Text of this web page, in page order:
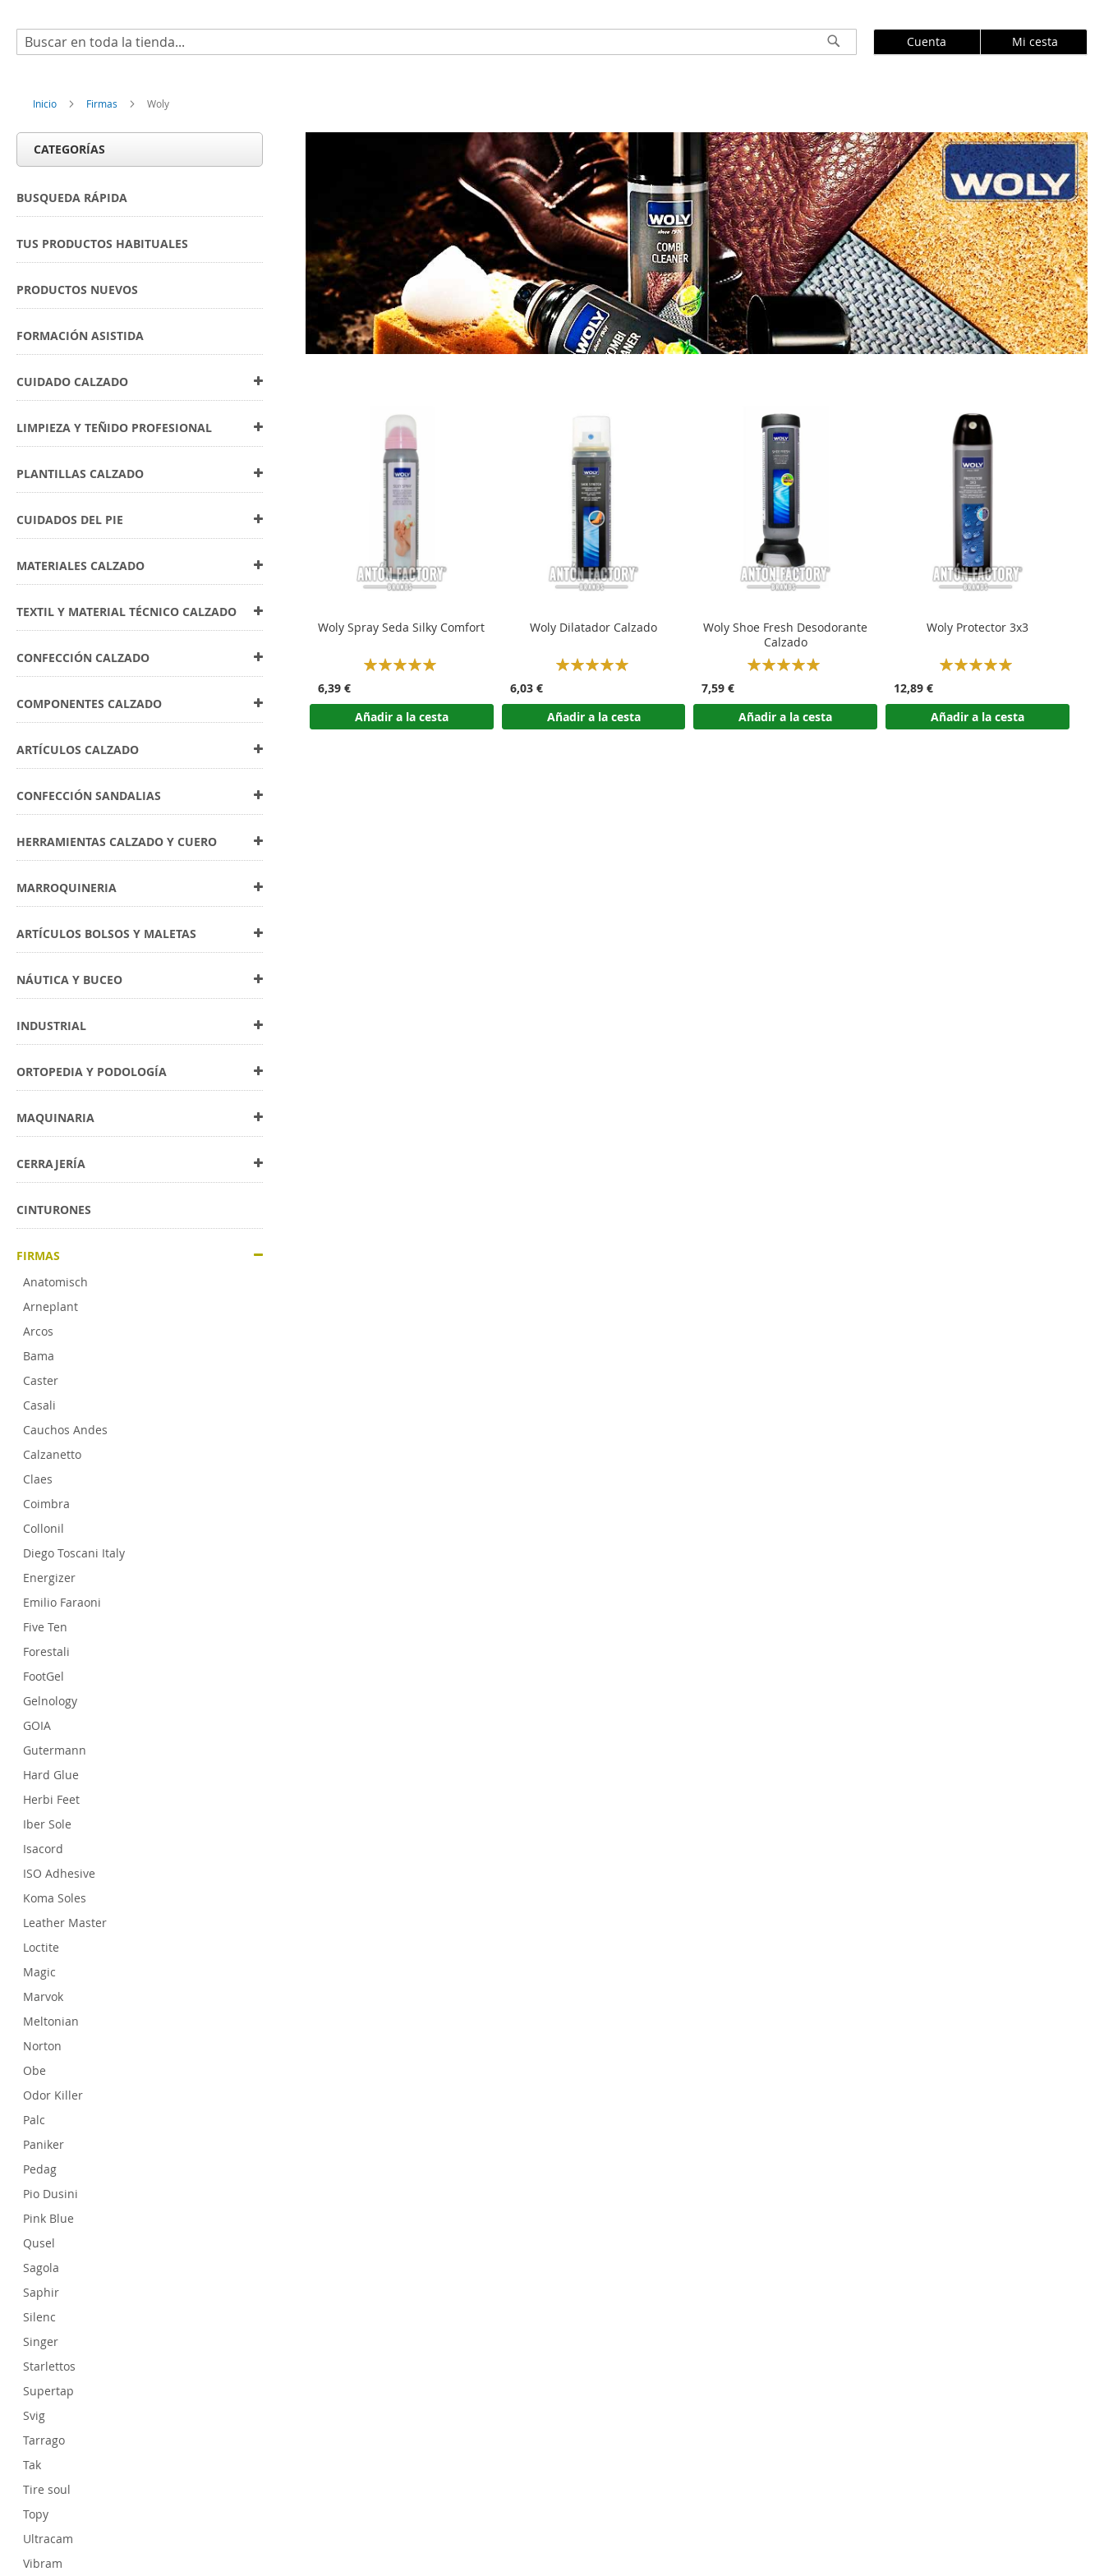
Buscar Buscar
Cuenta Mi cesta
Inicio Firmas Woly
Woly Spray Seda Silky Comfort
Rating:
6,39 €
Añadir a la cesta
Woly Dilatador Calzado
Rating:
6,03 €
Añadir a la cesta
Woly Shoe Fresh Desodorante
Calzado
Rating:
7,59 €
Añadir a la cesta
Woly Protector 3x3
Rating:
12,89 €
Añadir a la cesta
CATEGORÍAS
BUSQUEDA RÁPIDA
TUS PRODUCTOS HABITUALES
PRODUCTOS NUEVOS
FORMACIÓN ASISTIDA
CUIDADO CALZADO
LIMPIEZA Y TEÑIDO PROFESIONAL
PLANTILLAS CALZADO
CUIDADOS DEL PIE
MATERIALES CALZADO
TEXTIL Y MATERIAL TÉCNICO CALZADO
CONFECCIÓN CALZADO
COMPONENTES CALZADO
ARTÍCULOS CALZADO
CONFECCIÓN SANDALIAS
HERRAMIENTAS CALZADO Y CUERO
MARROQUINERIA
ARTÍCULOS BOLSOS Y MALETAS
NÁUTICA Y BUCEO
INDUSTRIAL
ORTOPEDIA Y PODOLOGÍA
MAQUINARIA
CERRAJERÍA
CINTURONES
FIRMAS
Anatomisch
Arneplant
Arcos
Bama
Caster
Casali
Cauchos Andes
Calzanetto
Claes
Coimbra
Collonil
Diego Toscani Italy
Energizer
Emilio Faraoni
Five Ten
Forestali
FootGel
Gelnology
GOIA
Gutermann
Hard Glue
Herbi Feet
Iber Sole
Isacord
ISO Adhesive
Koma Soles
Leather Master
Loctite
Magic
Marvok
Meltonian
Norton
Obe
Odor Killer
Palc
Paniker
Pedag
Pio Dusini
Pink Blue
Qusel
Sagola
Saphir
Silenc
Singer
Starlettos
Supertap
Svig
Tarrago
Tak
Tire soul
Topy
Ultracam
Vibram